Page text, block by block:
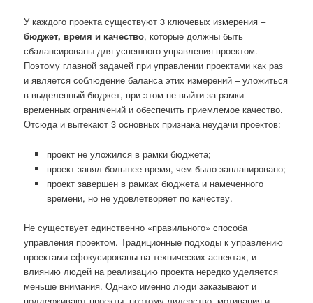
У каждого проекта существуют 3 ключевых измерения –
бюджет, время и качество, которые должны быть
сбалансированы для успешного управления проектом.
Поэтому главной задачей при управлении проектами как раз
и является соблюдение баланса этих измерений – уложиться
в выделенный бюджет, при этом не выйти за рамки
временных ограничений и обеспечить приемлемое качество.
Отсюда и вытекают 3 основных признака неудачи проектов:
проект не уложился в рамки бюджета;
проект занял большее время, чем было запланировано;
проект завершен в рамках бюджета и намеченного
времени, но не удовлетворяет по качеству.
Не существует единственно «правильного» способа
управления проектом. Традиционные подходы к управлению
проектами сфокусированы на технических аспектах, и
влиянию людей на реализацию проекта нередко уделяется
меньше внимания. Однако именно люди заказывают и
поддерживают проекты, поэтому лидерство, мотивация и